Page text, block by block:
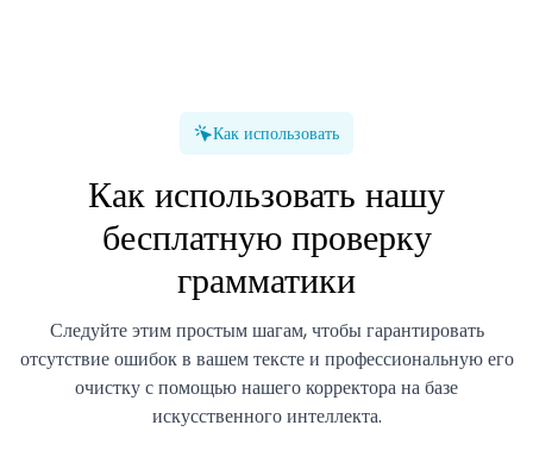
Как использовать
Как использовать нашу
бесплатную проверку
грамматики
Следуйте этим простым шагам, чтобы гарантировать
отсутствие ошибок в вашем тексте и профессиональную его
очистку с помощью нашего корректора на базе
искусственного интеллекта.